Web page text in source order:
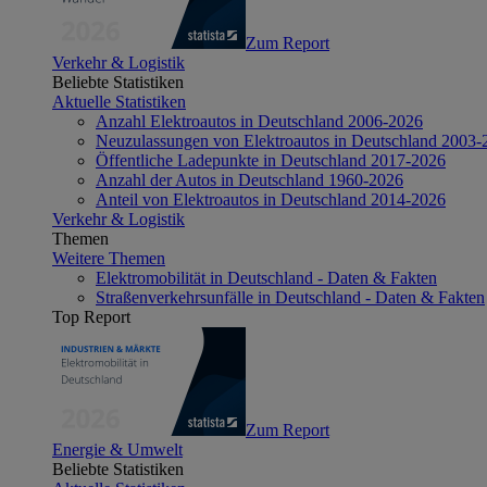
Zum Report
Verkehr & Logistik
Beliebte Statistiken
Aktuelle Statistiken
Anzahl Elektroautos in Deutschland 2006-2026
Neuzulassungen von Elektroautos in Deutschland 2003-
Öffentliche Ladepunkte in Deutschland 2017-2026
Anzahl der Autos in Deutschland 1960-2026
Anteil von Elektroautos in Deutschland 2014-2026
Verkehr & Logistik
Themen
Weitere Themen
Elektromobilität in Deutschland - Daten & Fakten
Straßenverkehrsunfälle in Deutschland - Daten & Fakten
Top Report
Zum Report
Energie & Umwelt
Beliebte Statistiken